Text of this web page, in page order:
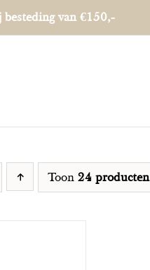
van €150,-
Toon 24 producten